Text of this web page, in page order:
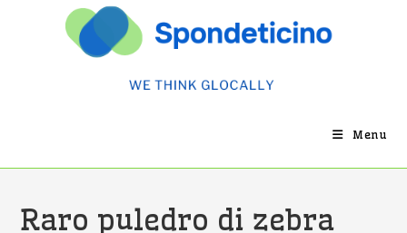
Menu
Raro puledro di zebra